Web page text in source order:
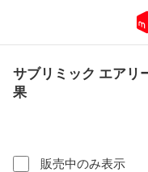
サブリミック エアリ
果
販売中のみ表示